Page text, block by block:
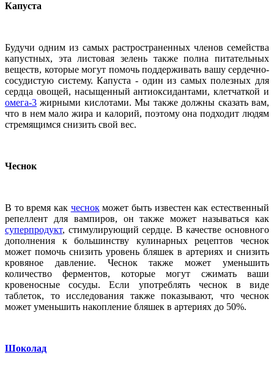
Капуста
Будучи одним из самых растространенных членов семейства
капустных, эта листовая зелень также полна питательных
веществ, которые могут помочь поддерживать вашу сердечно-
сосудистую систему. Капуста - один из самых полезных для
сердца овощей, насыщенный антиоксидантами, клетчаткой и
омега-3 жирными кислотами. Мы также должны сказать вам,
что в нем мало жира и калорий, поэтому она подходит людям
стремящимся снизить свой вес.
Чеснок
В то время как чеснокможет быть известен как естественный
репеллент для вампиров, он также может называться как
суперпродукт, стимулирующий сердце. В качестве основного
дополнения к большинству кулинарных рецептов чеснок
может помочь снизить уровень бляшек в артериях и снизить
кровяное давление. Чеснок также может уменьшить
количество ферментов, которые могут сжимать ваши
кровеносные сосуды. Если употреблять чеснок в виде
таблеток, то исследования также показывают, что чеснок
может уменьшить накопление бляшек в артериях до 50%.
Шоколад